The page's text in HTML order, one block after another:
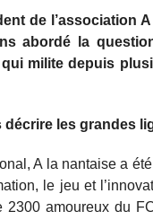
de l’association
abordé la
milite depuis
décrire les grandes
A la nantaise a
le jeu et
amoureux du